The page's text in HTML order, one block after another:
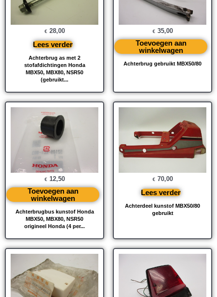
Achterbrug as met 2
stofafdichtingen Honda
MBX50, MBX80, NSR50
(gebruikt...
€ 28,00
Lees verder
Achterbrug gebruikt MBX50/80
€ 35,00
Toevoegen aan
winkelwagen
Achterbrugbus kunstof Honda
MBX50, MBX80, NSR50
origineel Honda (4 per...
€ 12,50
Toevoegen aan
winkelwagen
Achterdeel kunstof MBX50/80
gebruikt
€ 70,00
Lees verder